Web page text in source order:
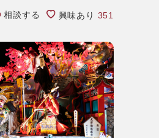
相談する 興味あり 351